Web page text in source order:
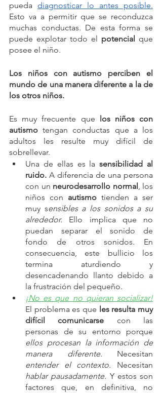
pueda diagnosticar lo antes posible.
Esto va a permitir que se reconduzca
muchas conductas. De esta forma se
puede explotar todo el potencial que
posee el niño.
Los niños con autismo perciben el
mundo de una manera diferente a la de
los otros niños.
Es muy frecuente que los niños con
autismo tengan conductas que a los
adultos les resulte muy difícil de
sobrellevar.
Una de ellas es la sensibilidad al
ruido. A diferencia de una persona
con un neurodesarrollo normal, los
niños con autismo tienden a ser
muy sensibles a los sonidos a su
alrededor. Ello implica que no
puedan separar el sonido de
fondo de otros sonidos. En
consecuencia, este bullicio los
termina aturdiendo y
desencadenando llanto debido a
la frustración del pequeño.
¡No es que no quieran socializar!
El problema es que les resulta muy
difícil comunicarse con las
ellos procesan la información de
manera diferente.
entender el contexto.
hablar pausadamente. Y estos son
factores que, en definitiva, no